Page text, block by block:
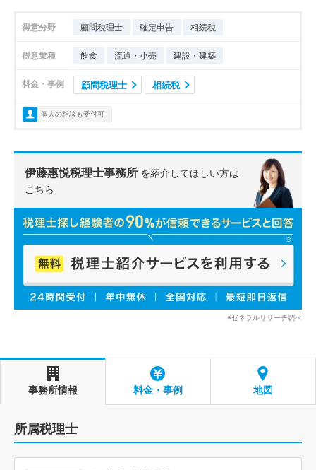
得意分野 顧問税理士 確定申告 相続税
得意業種 飲食 流通・小売 建設・建築
料金・事例 顧問税理士 相続税
個人の相談も受付可
伊藤惠悦税理士事務所 を紹介してほしい方は
こちら
※ゼネラルリサーチ調べ
事務所情報 料金・事例 地図
所属税理士